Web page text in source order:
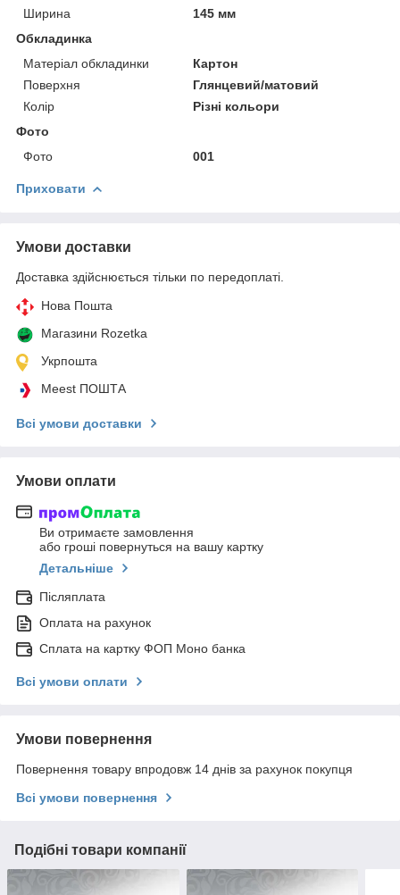
Ширина
145 мм
Обкладинка
Матеріал обкладинки
Картон
Поверхня
Глянцевий/матовий
Колір
Різні кольори
Фото
Фото
001
Приховати
Умови доставки
Доставка здійснюється тільки по передоплаті.
Нова Пошта
Магазини Rozetka
Укрпошта
Meest ПОШТА
Всі умови доставки
Умови оплати
Ви отримаєте замовлення
або гроші повернуться на вашу картку
Детальніше
Післяплата
Оплата на рахунок
Сплата на картку ФОП Моно банка
Всі умови оплати
Умови повернення
Повернення товару впродовж 14 днів за рахунок покупця
Всі умови повернення
Подібні товари компанії